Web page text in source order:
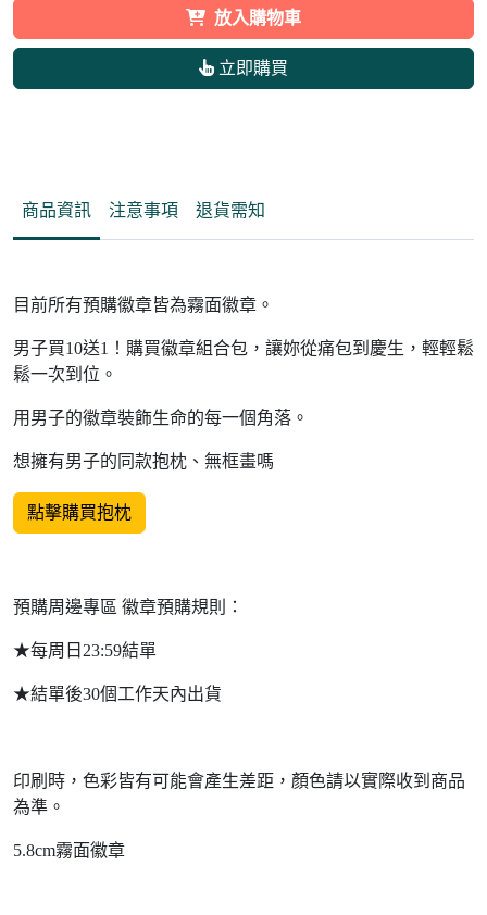
放入購物車
立即購買
商品資訊 注意事項 退貨需知
目前所有預購徽章皆為霧面徽章。
男子買10送1！購買徽章組合包，讓妳從痛包到慶生，輕輕鬆
鬆一次到位。
用男子的徽章裝飾生命的每一個角落。
想擁有男子的同款抱枕、無框畫嗎
點擊購買抱枕
預購周邊專區 徽章預購規則：
★每周日23:59結單
★結單後30個工作天內出貨
印刷時，色彩皆有可能會產生差距，顏色請以實際收到商品
為準。
5.8cm霧面徽章